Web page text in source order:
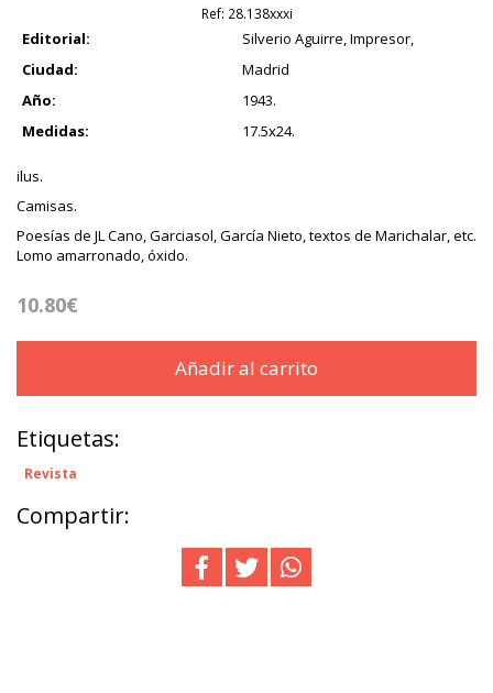
Ref: 28.138xxxi
Editorial:
Silverio Aguirre, Impresor,
Ciudad:
Madrid
Año:
1943.
Medidas:
17.5x24.
ilus.
Camisas.
Poesías de JL Cano, Garciasol, García Nieto, textos de Marichalar, etc.
Lomo amarronado, óxido.
10.80€
Añadir al carrito
Etiquetas:
Revista
Compartir: